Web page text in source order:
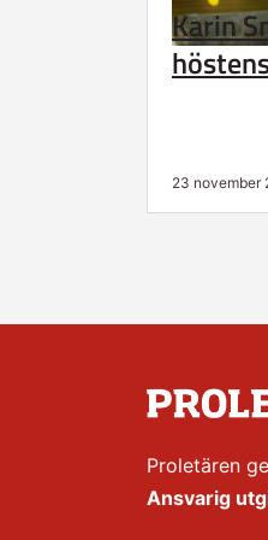
Karin
23 november
Proletären
Ansvarig